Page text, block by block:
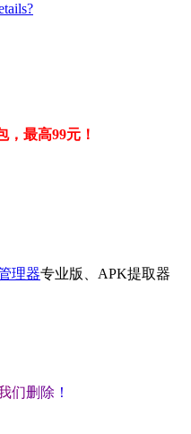
，最高99元！
理器专业版、APK提取器
们删 除 ！